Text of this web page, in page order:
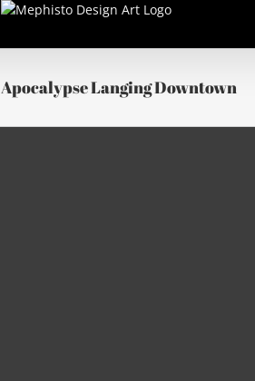
Apocalypse Langing Downtown